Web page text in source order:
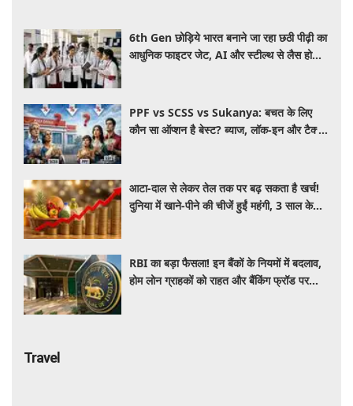
6th Gen छोड़िये भारत बनाने जा रहा छठी पीढ़ी का
आधुनिक फाइटर जेट, AI और स्टील्थ से लैस होगा
PPF vs SCSS vs Sukanya: बचत के लिए
कौन सा ऑप्शन है बेस्ट? ब्याज, लॉक-इन और टैक्स
आटा-दाल से लेकर तेल तक पर बढ़ सकता है खर्च!
दुनिया में खाने-पीने की चीजें हुईं महंगी, 3 साल के
RBI का बड़ा फैसला! इन बैंकों के नियमों में बदलाव,
होम लोन ग्राहकों को राहत और बैंकिंग फ्रॉड पर
Travel